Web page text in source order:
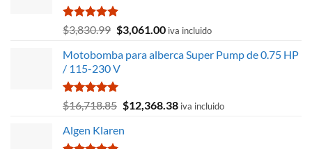
Valorado
con
de 5
$3,830.99 El
original
era:
$3,830.99.
$3,061.00El
actual
iva incluido
Motobomba para alberca Super Pump de 0.75 HP
/ 115-230 V
Valorado
con
de 5
$16,718.85 El
original
$12,368.38Eliva incluido
Algen Klaren